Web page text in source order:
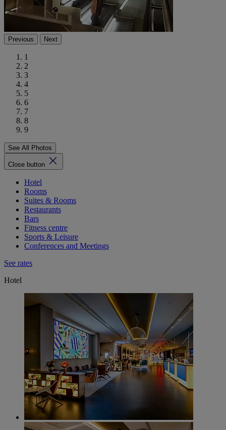
Previous Next
1
2
3
4
5
6
7
8
9
See All Photos
Close button
Hotel
Rooms
Suites & Rooms
Restaurants
Bars
Fitness centre
Sports & Leisure
Conferences and Meetings
See rates
Hotel